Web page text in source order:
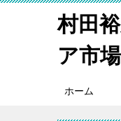
村田
ア市
ホーム